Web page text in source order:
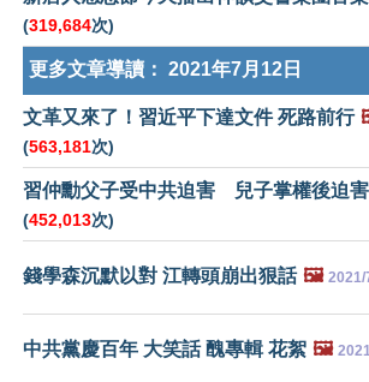
(319,684次)
更多文章導讀： 2021年7月12日
文革又來了！習近平下達文件 死路前行
(563,181次)
習仲勳父子受中共迫害 兒子掌權後迫
(452,013次)
錢學森沉默以對 江轉頭崩出狠話 🖼️ 2021/
中共黨慶百年 大笑話 醜專輯 花絮 🖼️